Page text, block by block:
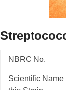
NBRC No.
Scientific Name